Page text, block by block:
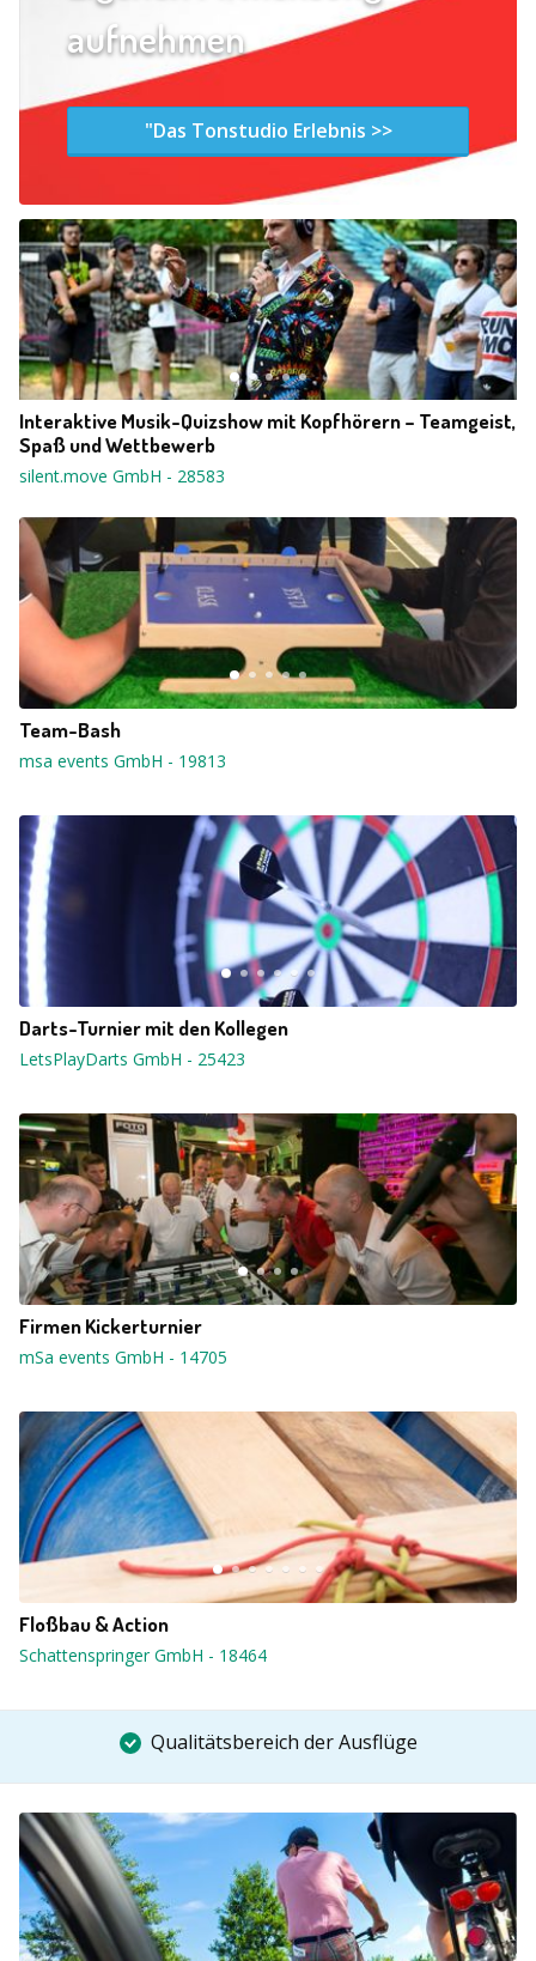
aufnehmen
"Das Tonstudio Erlebnis >>
Interaktive Musik-Quizshow mit Kopfhörern – Teamgeist,
Spaß und Wettbewerb
silent.move GmbH - 28583
Team-Bash
msa events GmbH - 19813
Darts-Turnier mit den Kollegen
LetsPlayDarts GmbH - 25423
Firmen Kickerturnier
mSa events GmbH - 14705
Floßbau & Action
Schattenspringer GmbH - 18464
Qualitätsbereich der Ausflüge